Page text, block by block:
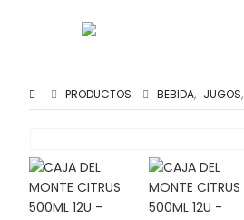
PRODUCTOS BEBIDA, JUGOS,